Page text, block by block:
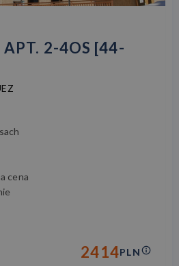
APT. 2-4OS [44-
cena
2414PLN